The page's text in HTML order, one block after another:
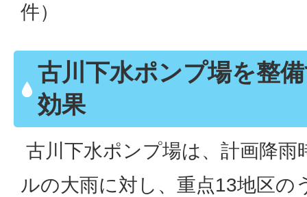
件）
古川下水ポンプ場を整
効果
古川下水ポンプ場は、計画降雨
ルの大雨に対し、重点13地区の